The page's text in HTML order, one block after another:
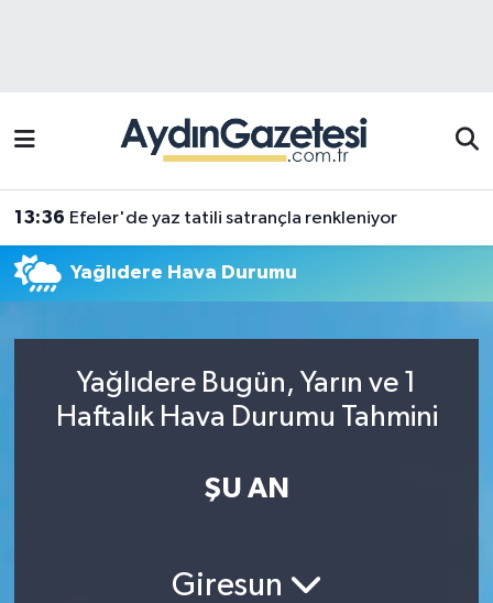
13:36 Efeler'de yaz tatili satrançla renkleniyor
Yağlıdere Hava Durumu
Yağlıdere Bugün, Yarın ve 1
Haftalık Hava Durumu Tahmini
ŞU AN
Giresun
Efeler Trafik Yoğunluk Haritası
Süper Lig Puan Durumu ve Fikstür
Tüm Manşetler
Son Dakika Haberleri